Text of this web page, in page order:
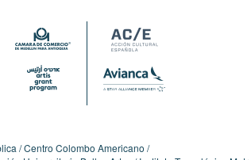
Centro Colombo Americano